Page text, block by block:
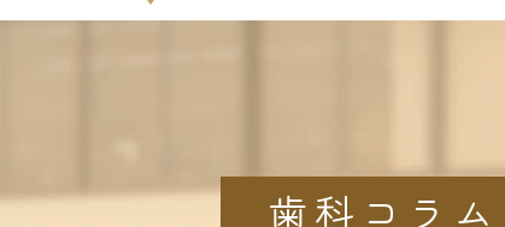
クリニック紹介
歯科コラム